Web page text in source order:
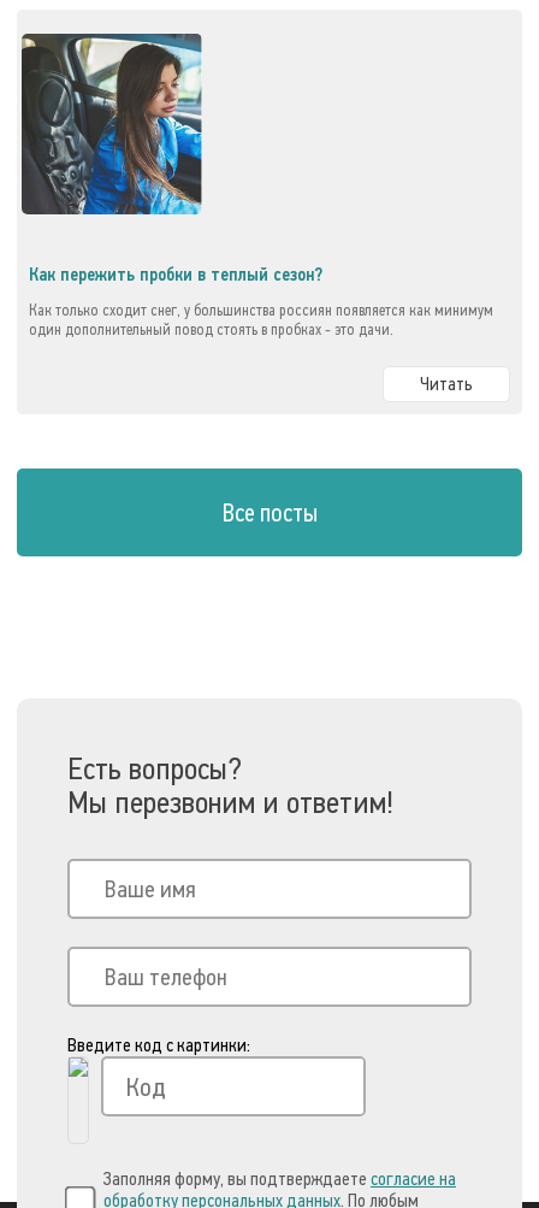
Как пережить пробки в теплый сезон?
Как только сходит снег, у большинства россиян появляется как минимум
один дополнительный повод стоять в пробках - это дачи.
Читать
Все посты
Есть вопросы?
Мы перезвоним и ответим!
Введите код с картинки:
Заполняя форму, вы подтверждаете согласие на
обработку персональных данных. По любым